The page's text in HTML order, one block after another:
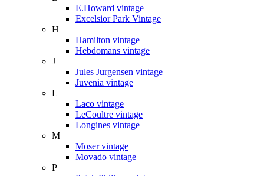
E.Howard vintage
Excelsior Park Vintage
H
Hamilton vintage
Hebdomans vintage
J
Jules Jurgensen vintage
Juvenia vintage
L
Laco vintage
LeCoultre vintage
Longines vintage
M
Moser vintage
Movado vintage
P